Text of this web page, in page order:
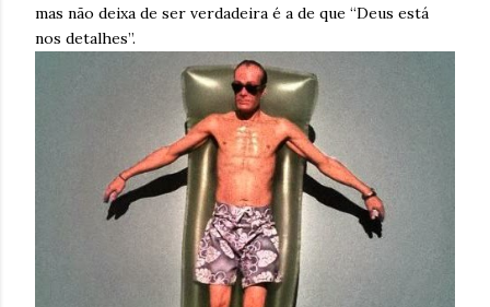
mas não deixa de ser verdadeira é a de que “Deus está
nos detalhes”.